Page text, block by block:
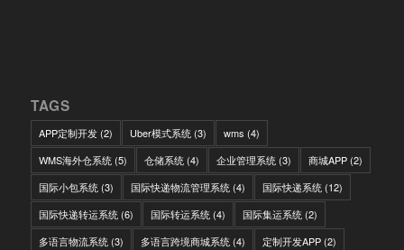
TAGS
APP定制开发(2) Uber模式系统(3) wms (4)
WMS海外仓系统(5) 仓储系统(4) 企业管理系统(3) 商城APP(2)
国际小包系统(3) 国际快递物流管理系统(4) 国际快递系统(12)
国际快递转运系统(6) 国际转运系统(4) 国际集运系统(2)
多语言物流系统(3) 多语言跨境商城系统(4) 定制开发APP(2)